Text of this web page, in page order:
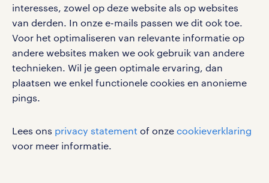
interesses, zowel op deze website als op websites
van derden. In onze e-mails passen we dit ook toe.
Voor het optimaliseren van relevante informatie op
andere websites maken we ook gebruik van andere
technieken. Wil je geen optimale ervaring, dan
plaatsen we enkel functionele cookies en anonieme
pings.
Lees ons privacy statement of onze cookieverklaring
voor meer informatie.
werken bij randstad
gebruikersvoorwaarden
privacystatement
cookies